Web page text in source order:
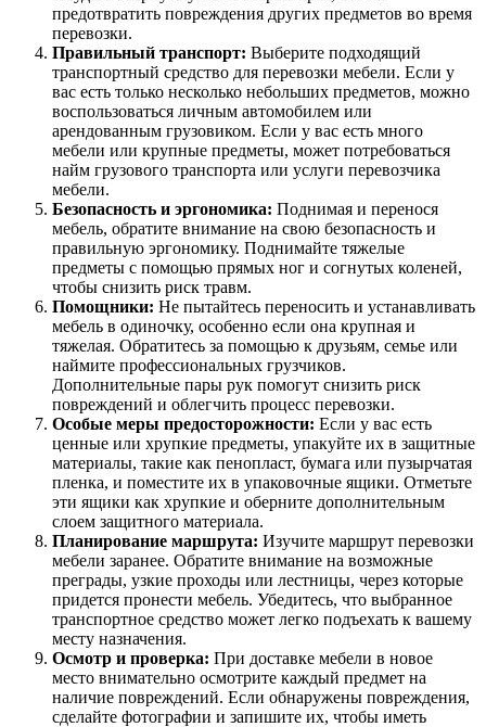
предотвратить повреждения других предметов во время
перевозки.
Правильный транспорт: Выберите подходящий
транспортный средство для перевозки мебели. Если у
вас есть только несколько небольших предметов, можно
воспользоваться личным автомобилем или
арендованным грузовиком. Если у вас есть много
мебели или крупные предметы, может потребоваться
найм грузового транспорта или услуги перевозчика
мебели.
Безопасность и эргономика: Поднимая и перенося
мебель, обратите внимание на свою безопасность и
правильную эргономику. Поднимайте тяжелые
предметы с помощью прямых ног и согнутых коленей,
чтобы снизить риск травм.
Помощники: Не пытайтесь переносить и устанавливать
мебель в одиночку, особенно если она крупная и
тяжелая. Обратитесь за помощью к друзьям, семье или
наймите профессиональных грузчиков.
Дополнительные пары рук помогут снизить риск
повреждений и облегчить процесс перевозки.
Особые меры предосторожности: Если у вас есть
ценные или хрупкие предметы, упакуйте их в защитные
материалы, такие как пенопласт, бумага или пузырчатая
пленка, и поместите их в упаковочные ящики. Отметьте
эти ящики как хрупкие и оберните дополнительным
слоем защитного материала.
Планирование маршрута: Изучите маршрут перевозки
мебели заранее. Обратите внимание на возможные
преграды, узкие проходы или лестницы, через которые
придется пронести мебель. Убедитесь, что выбранное
транспортное средство может легко подъехать к вашему
месту назначения.
Осмотр и проверка: При доставке мебели в новое
место внимательно осмотрите каждый предмет на
наличие повреждений. Если обнаружены повреждения,
сделайте фотографии и запишите их, чтобы иметь